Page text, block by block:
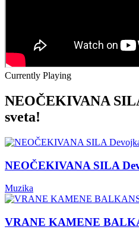
Currently Playing
NEOČEKIVANA
sveta!
NEOČEKIVANA SILA
Muzika
VRANE KAMENE